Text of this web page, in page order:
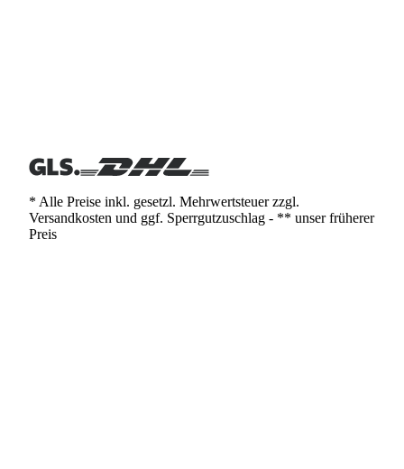
* Alle Preise inkl. gesetzl. Mehrwertsteuer zzgl.
Versandkosten und ggf. Sperrgutzuschlag - ** unser früherer
Preis